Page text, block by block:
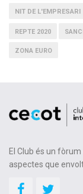
NIT DE L'EMPRESARI
REPTE 2020
ZONA EURO
El Club és un
aspectes que